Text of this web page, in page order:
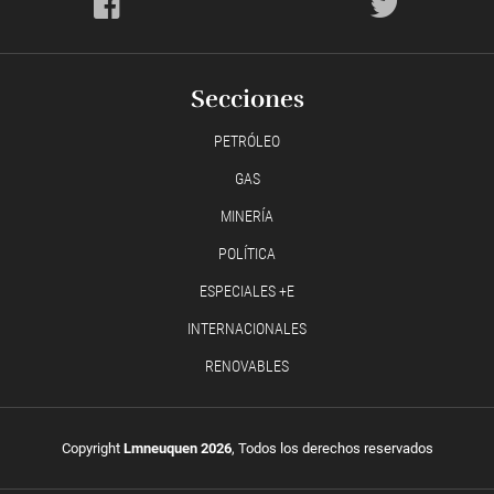
Secciones
PETRÓLEO
GAS
MINERÍA
POLÍTICA
ESPECIALES +E
INTERNACIONALES
RENOVABLES
Copyright Lmneuquen 2026, Todos los derechos reservados